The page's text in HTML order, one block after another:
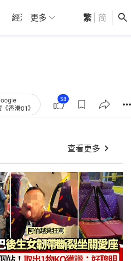
經濟 01深圳 觀點 健康
更多 繁 简
香港01》
58
查看更多